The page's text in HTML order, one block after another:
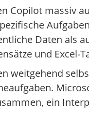
Copilot massiv
Daten als
und Excel-
weitgehend
ein